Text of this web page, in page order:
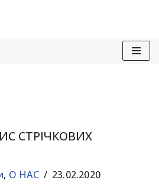
СТРІЧКОВИХ
, О НАС 23.02.2020